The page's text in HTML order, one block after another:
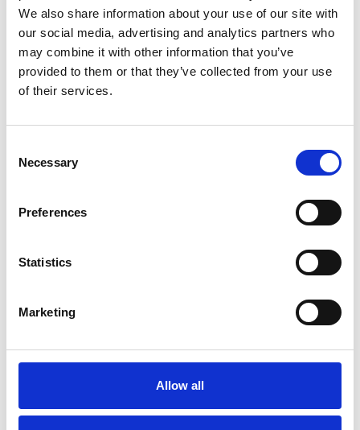
We also share information about your use of our site with
our social media, advertising and analytics partners who
may combine it with other information that you’ve
provided to them or that they’ve collected from your use
of their services.
Selection
Necessary
Preferences
Statistics
Marketing
Allow all
Economia e Diritto
Architettura e Ambiente
Audiovisivo e Multimedia
Lingue
Arti figurative
Metallo e ceramica
Non c’è il vostro percorso? Scrivici e saremo felici
Praga nel Ventesimo secolo: percorsi educativi
guidati in italiano attraverso i luoghi della Storia
Escursioni didattiche in Boemia Centrale